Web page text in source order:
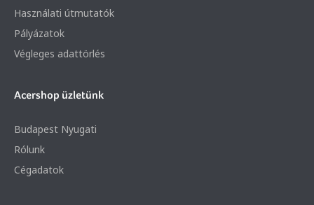
Használati útmutatók
Pályázatok
Végleges adattörlés
Acershop üzletünk
Budapest Nyugati
Rólunk
Cégadatok